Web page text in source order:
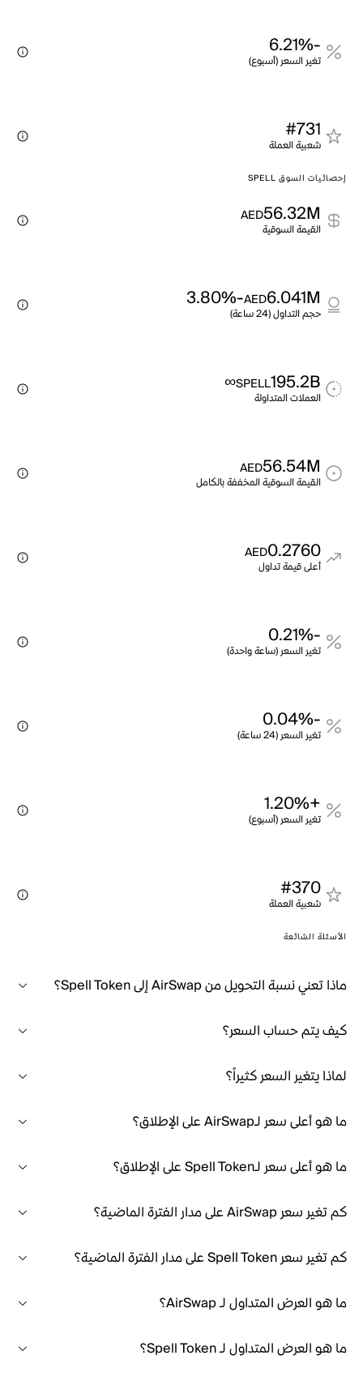
-6.21%
تغير السعر (أسبوع)
#731
شعبية العملة
إحصائيات السوق SPELL
56.32M
AED
القيمة السوقية
6.041M
AED
-3.80%
حجم التداول (24 ساعة)
195.2B
SPELL
∞
العملات المتداولة
56.54M
AED
القيمة السوقية المخففة بالكامل
0.2760
AED
أعلى قيمة تداول
-0.21%
تغير السعر (ساعة واحدة)
-0.04%
تغير السعر (24 ساعة)
+1.20%
تغير السعر (أسبوع)
#370
شعبية العملة
الأسئلة الشائعة
ماذا تعني نسبة التحويل من AirSwap إلى Spell Token؟
كيف يتم حساب السعر؟
لماذا يتغير السعر كثيراً؟
ما هو أعلى سعر لـAirSwap على الإطلاق؟
ما هو أعلى سعر لـSpell Token على الإطلاق؟
كم تغير سعر AirSwap على مدار الفترة الماضية؟
كم تغير سعر Spell Token على مدار الفترة الماضية؟
ما هو العرض المتداول لـ AirSwap؟
ما هو العرض المتداول لـ Spell Token؟